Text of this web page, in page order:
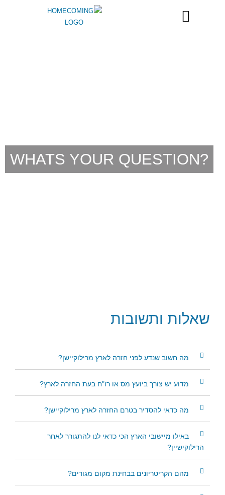
?WHATS YOUR QUESTION
שאלות ותשובות
מה חשוב שנדע לפני חזרה לארץ מרילוקיישן?
מדוע יש צורך ביועץ מס או רו"ח בעת החזרה לארץ?
מה כדאי להסדיר בטרם החזרה לארץ מרילוקיישן?
באילו מיישובי הארץ הכי כדאי לנו להתגורר לאחר
הרילוקישיין?
מהם הקריטריונים בבחינת מקום מגורים?